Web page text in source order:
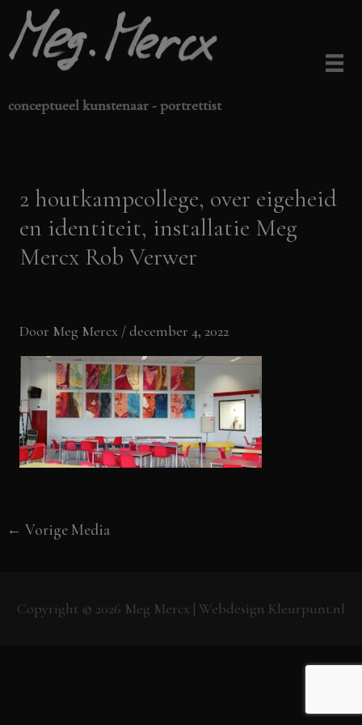
naar
de
conceptueel kunstenaar - portrettist
2 houtkampcollege, over eigeheid
en identiteit, installatie Meg
Mercx Rob Verwer
Door Meg Mercx /december 4, 2022
← Vorige Media
Copyright © 2026 Meg Mercx | Webdesign Kleurpunt.nl